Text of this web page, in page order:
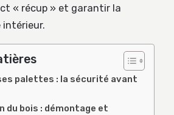
« récup » et garantir la
intérieur.
palettes : la sécurité avant
du bois : démontage et